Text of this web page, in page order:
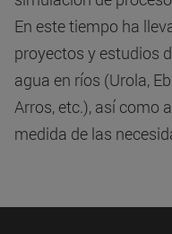
En este tiempo ha
proyectos y estudios
agua en ríos (Urola,
Arros, etc.), así como
medida de las